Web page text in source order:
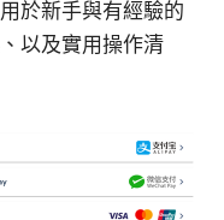
於新手與有經驗的
以及實用操作清